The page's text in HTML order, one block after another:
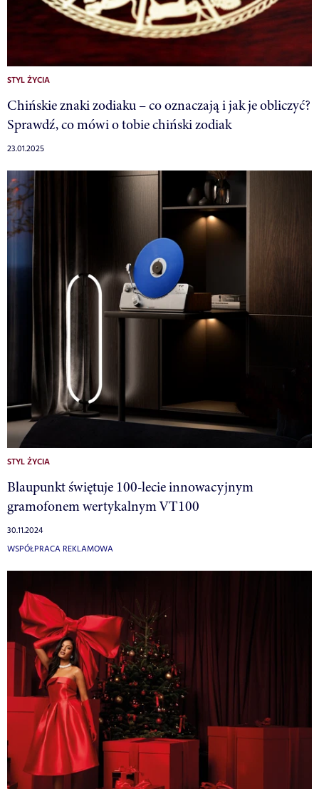
STYL ŻYCIA
Chińskie znaki zodiaku – co oznaczają i jak je obliczyć?
Sprawdź, co mówi o tobie chiński zodiak
23.01.2025
STYL ŻYCIA
Blaupunkt świętuje 100-lecie innowacyjnym
gramofonem wertykalnym VT100
30.11.2024
WSPÓŁPRACA REKLAMOWA